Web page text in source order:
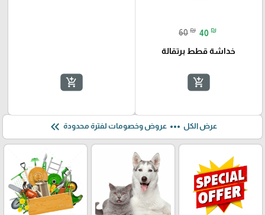
60 ₪ 40 ₪
خداشة قطط برتقالة
add_shopping_cart
add_shopping_cart
عرض الكل more_horiz عروض وخصومات لفترة محدودة keyboard_double_arrow_left